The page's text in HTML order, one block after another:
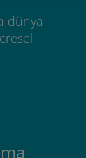
dünya